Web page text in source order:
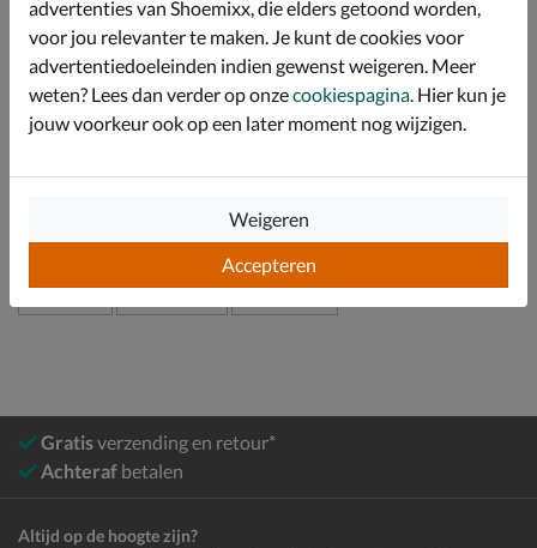
grove profiel ervaar je grip en stabiliteit op alle
ondergronden.
Specificaties
Over Teva
Meisjes Schoenen Sandalen
Gratisverzending en retour*
Achteraf betalen
Altijd op de hoogte zijn?
advertenties van Shoemixx, die elders getoond worden,
voor jou relevanter te maken. Je kunt de cookies voor
advertentiedoeleinden indien gewenst weigeren. Meer
weten? Lees dan verder op onzecookiespagina . Hier kun je
jouw voorkeur ook op een later moment nog wijzigen.
Accepteren
Weigeren